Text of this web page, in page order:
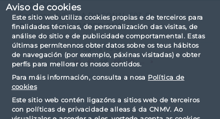
Aviso de cookies
Este sitio web utiliza cookies propias e de terceiros para
finalidades técnicas, de personalización das visitas, de
análise do sitio e de publicidade comportamental. Estas
últimas permítennos obter datos sobre os teus hábitos
de navegación (por exemplo, páxinas visitadas) e obter
perfís para mellorar os nosos contidos.
Para máis información, consulta a nosa Política de
cookies
Este sitio web contén ligazóns a sitios web de terceiros
con políticas de privacidade alleas á da CNMV. Ao
04/09/2009
Enderezo: AVENIDA DIAGONAL, 593, 8ª
PLANTA - 08014 BARCELONA
Página 48 de 71
« ... 46 47 48 49 50